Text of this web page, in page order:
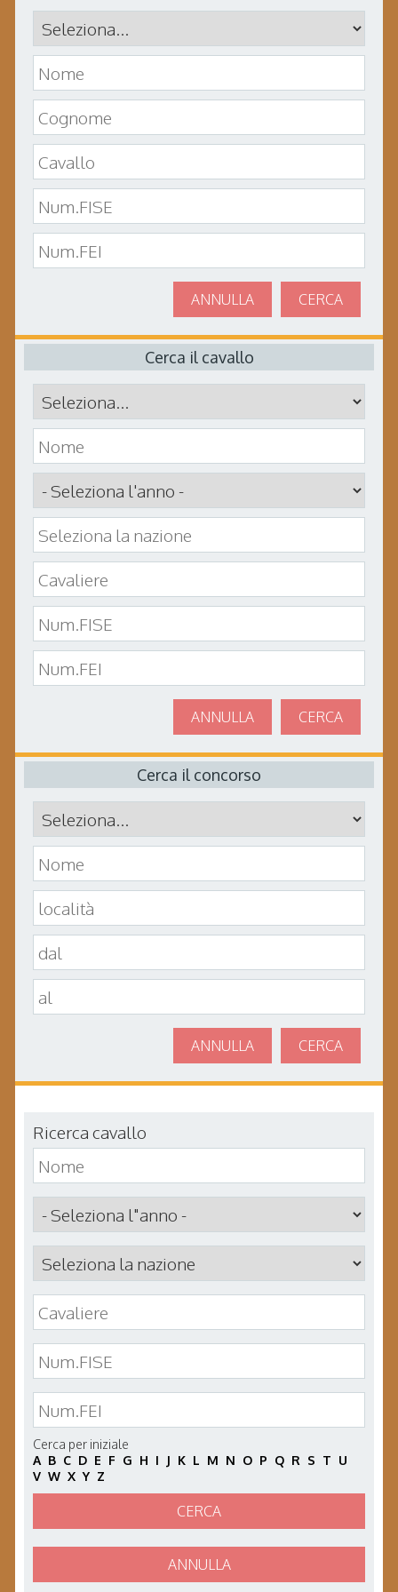
CERCA
ANNULLA
Cerca il cavallo
CERCA
ANNULLA
Cerca il concorso
CERCA
ANNULLA
Ricerca cavallo
Cerca per iniziale
A B C D E F G H I J K L M N O P Q R S T U
V W X Y Z
CERCA
ANNULLA